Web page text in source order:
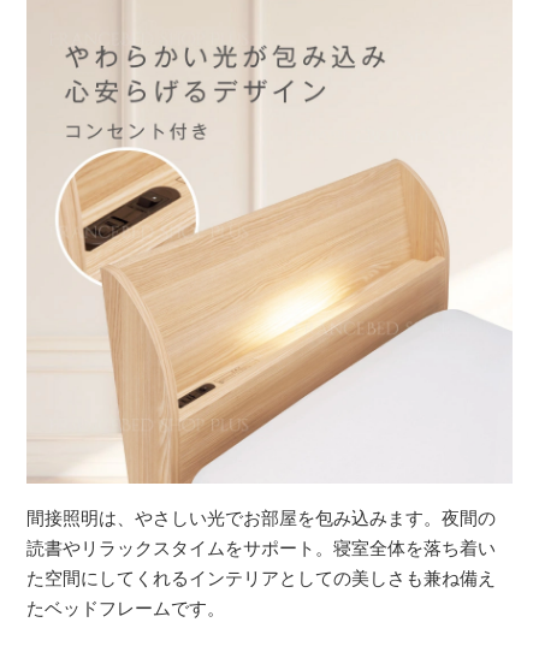
間接照明は、やさしい光でお部屋を包み込みます。夜間の
読書やリラックスタイムをサポート。寝室全体を落ち着い
た空間にしてくれるインテリアとしての美しさも兼ね備え
たベッドフレームです。